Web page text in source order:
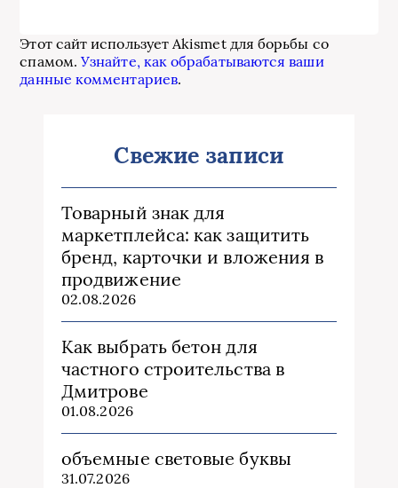
Этот сайт использует Akismet для борьбы со
спамом.Узнайте, как обрабатываются ваши
данные комментариев.
Свежие записи
Товарный знак для
маркетплейса: как защитить
бренд, карточки и вложения в
продвижение
02.08.2026
Как выбрать бетон для
частного строительства в
Дмитрове
01.08.2026
объемные световые буквы
31.07.2026